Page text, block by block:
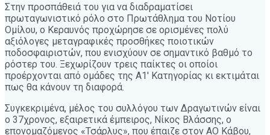
Στην προσπάθειά του για να διαδραματίσει
πρωταγωνιστικό ρόλο στο Πρωτάθλημα του Νοτίου
Ομίλου, ο Κεραυνός προχώρησε σε ορισμένες πολύ
αξιόλογες μεταγραφικές προσθήκες ποιοτικών
ποδοσφαιριστών, που ενισχύουν σε σημαντικό βαθμό το
ρόστερ του. Ξεχωρίζουν τρεις παίκτες οι οποίοι
προέρχονται από ομάδες της Α1′ Κατηγορίας κι εκτιμάται
πως θα κάνουν τη διαφορά.
Συγκεκριμένα, μέλος του συλλόγου των Δραγωτινών είναι
ο 37χρονος, εξαιρετικά έμπειρος, Νίκος Βλάσσης, ο
επονομαζόμενος «Τσάρλυς», που έπαιζε στον ΑΟ Κάβου,